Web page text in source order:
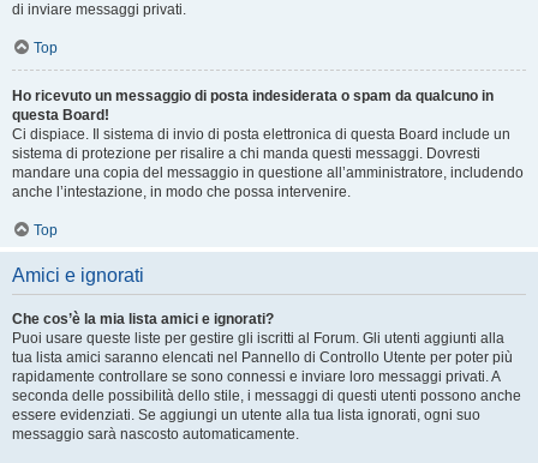
di inviare messaggi privati​​.
Top
Ho ricevuto un messaggio di posta indesiderata o spam da qualcuno in
questa Board!
Ci dispiace. Il sistema di invio di posta elettronica di questa Board include un
sistema di protezione per risalire a chi manda questi messaggi. Dovresti
mandare una copia del messaggio in questione all’amministratore, includendo
anche l’intestazione, in modo che possa intervenire.
Top
Amici e ignorati
Che cos’è la mia lista amici e ignorati?
Puoi usare queste liste per gestire gli iscritti al Forum. Gli utenti aggiunti alla
tua lista amici saranno elencati nel Pannello di Controllo Utente per poter più
rapidamente controllare se sono connessi e inviare loro messaggi privati. A
seconda delle possibilità dello stile, i messaggi di questi utenti possono anche
essere evidenziati. Se aggiungi un utente alla tua lista ignorati, ogni suo
messaggio sarà nascosto automaticamente.